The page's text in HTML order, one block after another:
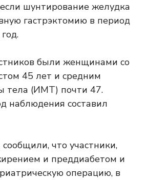
шунтирование желудка
гастрэктомию в период
были женщинами со
45 лет и средним
тела (ИМТ) почти 47.
наблюдения составил
что участники,
и преддиабетом и
операцию, в